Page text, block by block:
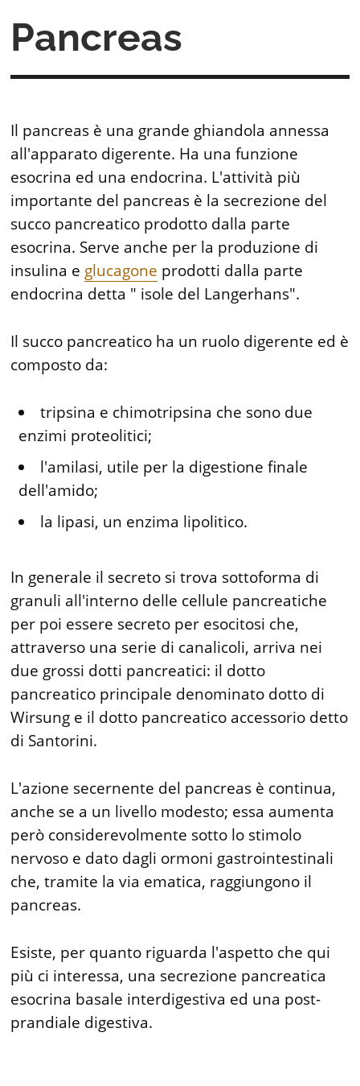
Pancreas
Il pancreas è una grande ghiandola annessa
all'apparato digerente. Ha una funzione
esocrina ed una endocrina. L'attività più
importante del pancreas è la secrezione del
succo pancreatico prodotto dalla parte
esocrina. Serve anche per la produzione di
insulina e glucagone prodotti dalla parte
endocrina detta " isole del Langerhans".
Il succo pancreatico ha un ruolo digerente ed è
composto da:
tripsina e chimotripsina che sono due
enzimi proteolitici;
l'amilasi, utile per la digestione finale
dell'amido;
la lipasi, un enzima lipolitico.
In generale il secreto si trova sottoforma di
granuli all'interno delle cellule pancreatiche
per poi essere secreto per esocitosi che,
attraverso una serie di canalicoli, arriva nei
due grossi dotti pancreatici: il dotto
pancreatico principale denominato dotto di
Wirsung e il dotto pancreatico accessorio detto
di Santorini.
L'azione secernente del pancreas è continua,
anche se a un livello modesto; essa aumenta
però considerevolmente sotto lo stimolo
nervoso e dato dagli ormoni gastrointestinali
che, tramite la via ematica, raggiungono il
pancreas.
Esiste, per quanto riguarda l'aspetto che qui
più ci interessa, una secrezione pancreatica
esocrina basale interdigestiva ed una post-
prandiale digestiva.